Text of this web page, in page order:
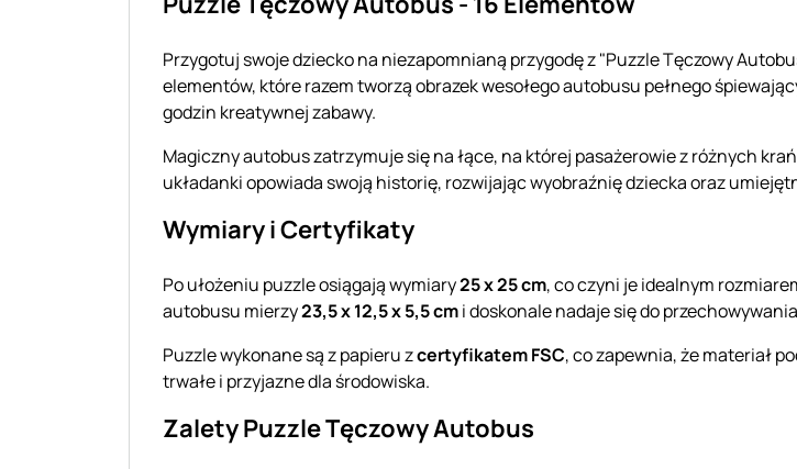
Przygotuj swoje dziecko na niezapomnianą przygodę z "Puzzle Tęczowy
elementów, które razem tworzą obrazek wesołego autobusu pełnego
godzin kreatywnej zabawy.
Magiczny autobus zatrzymuje się na łące, na której pasażerowie z różnych
układanki opowiada swoją historię, rozwijając wyobraźnię dziecka oraz
Wymiary i Certyfikaty
Po ułożeniu puzzle osiągają wymiary25 x 25 cm, co czyni je idealnym
autobusu mierzy23,5 x 12,5 x 5,5 cmi doskonale nadaje się do
Puzzle wykonane są z papieru zcertyfikatem FSC, co zapewnia, że materiał
trwałe i przyjazne dla środowiska.
Zalety Puzzle Tęczowy Autobus